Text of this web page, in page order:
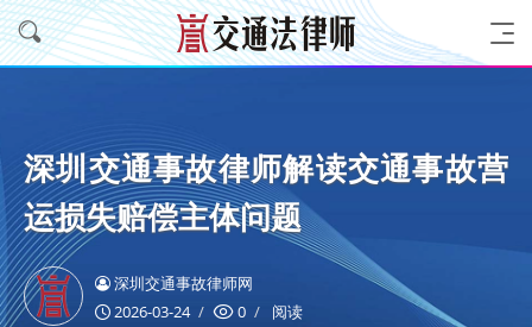
深圳交通事故律师解读交通事故营
运损失赔偿主体问题
深圳交通事故律师网
2026-03-24
0 阅读